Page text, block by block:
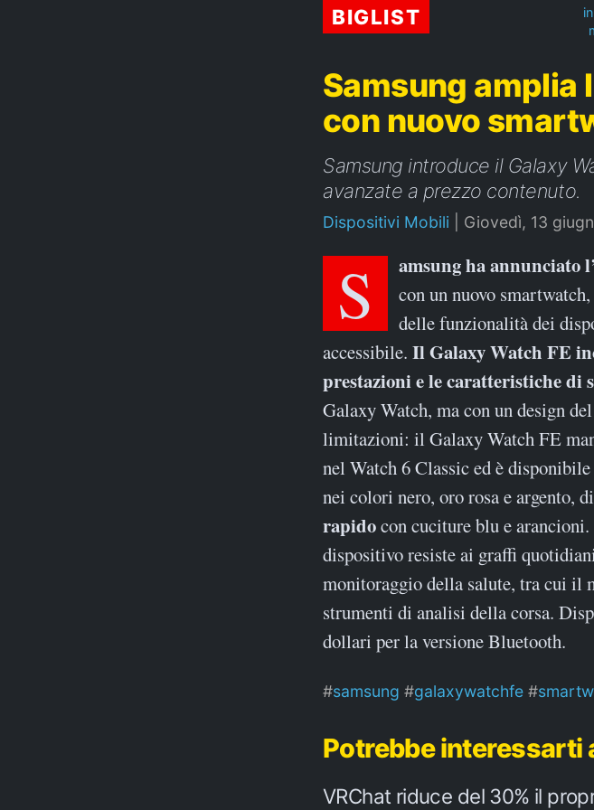
BIGLIST
Samsung amplia
con nuovo
Samsung introduce il Galaxy
avanzate a prezzo contenuto.
Dispositivi Mobili Giovedì, 13
Samsung ha annunciato
con un nuovo smartwatch,
delle funzionalità dei
accessibile. Il Galaxy Watch FE
prestazioni e le caratteristiche di
Galaxy Watch, ma con un design
limitazioni: il Galaxy Watch FE
nel Watch 6 Classic ed è
nei colori nero, oro rosa e argento,
rapidocon cuciture blu e arancioni.
dispositivo resiste ai graffi
monitoraggio della salute, tra cui il
strumenti di analisi della corsa.
dollari per la versione Bluetooth.
samsung galaxywatchfe
Potrebbe interessarti
VRChat riduce del 30% il